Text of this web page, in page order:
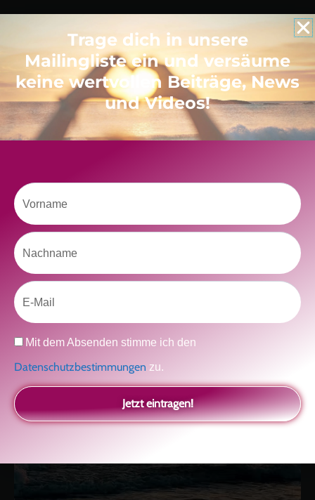
Like uns auf Facebook
Selbstliebe, Aussöhnung mit der Kindheit, Potenzial entfalten,
Kolitscher
Sisterlove
Trage dich in unsere
Mailingliste ein und versäume
keine wertvollen Beiträge, News
und Videos!
Vorname
Nachname
Email
Datenschutz
Mit dem Absenden stimme ich den
Datenschutzbestimmungen zu.
Jetzt eintragen!